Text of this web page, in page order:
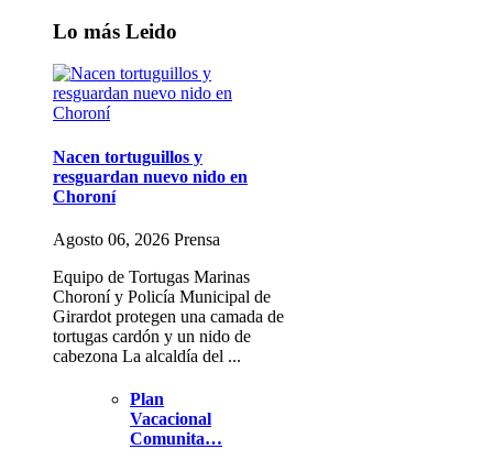
Lo más Leido
Nacen tortuguillos y
resguardan nuevo nido en
Choroní
Agosto 06, 2026 Prensa
Equipo de Tortugas Marinas
Choroní y Policía Municipal de
Girardot protegen una camada de
tortugas cardón y un nido de
cabezona La alcaldía del ...
Plan
Vacacional
Comunita…